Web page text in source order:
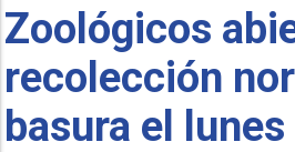
Zoológicos
recolección
basura el